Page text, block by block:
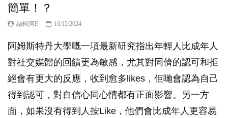
簡單！？
編輯阿E 16/12/2024
阿姆斯特丹大學嘅一項最新研究指出年輕人比成年人
對社交媒體的回饋更為敏感，尤其對同儕的認可和拒
絕會有更大的反應，收到愈多likes，佢哋會認為自己
得到認可，對自信心同心情都有正面影響。另一方
面，如果沒有得到人按Like，他們會比成年人更容易